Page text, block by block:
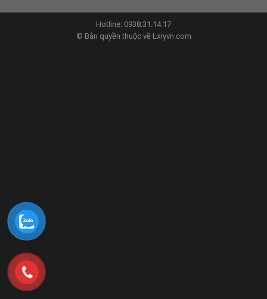
Hotline: 0938.31.14.17
© Bản quyền thuộc về Lxryvn.com